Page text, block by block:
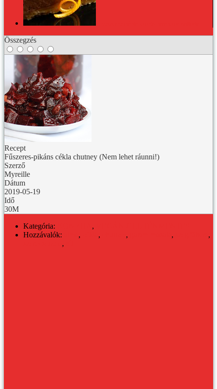
Összegzés
Recept
Fűszeres-pikáns cékla chutney (Nem lehet ráunni!)
Szerző
Myreille
Dátum
2019-05-19
Idő
30M
Kategória: ,
Hozzávalók:
, , , ,
,
,